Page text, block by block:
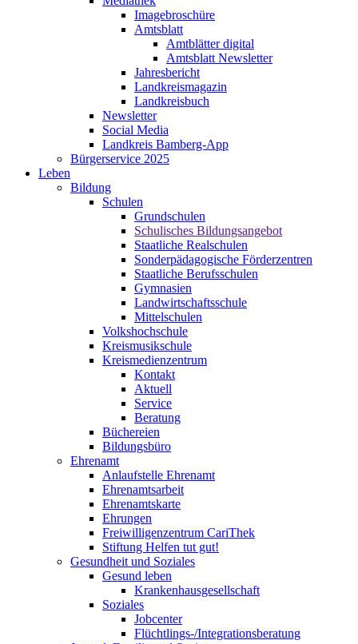
Imagebroschüre
Amtsblatt
Amtblätter digital
Amtsblatt Newsletter
Jahresbericht
Landkreismagazin
Landkreisbuch
Newsletter
Social Media
Landkreis Bamberg-App
Bürgerservice 2025
Leben
Bildung
Schulen
Grundschulen
Schulisches Bildungsangebot
Staatliche Realschulen
Sonderpädagogische Förderzentren
Staatliche Berufsschulen
Gymnasien
Landwirtschaftsschule
Mittelschulen
Volkshochschule
Kreismusikschule
Kreismedienzentrum
Kontakt
Aktuell
Service
Beratung
Büchereien
Bildungsbüro
Ehrenamt
Anlaufstelle Ehrenamt
Ehrenamtsarbeit
Ehrenamtskarte
Ehrungen
Freiwilligenzentrum CariThek
Stiftung Helfen tut gut!
Gesundheit und Soziales
Gesund leben
Krankenhausgesellschaft
Soziales
Jobcenter
Flüchtlings-/Integrationsberatung